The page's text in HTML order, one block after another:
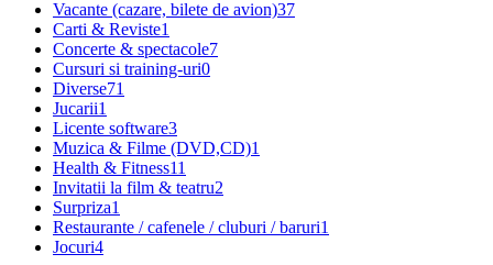
Vacante (cazare, bilete de avion)37
Carti & Reviste1
Concerte & spectacole7
Cursuri si training-uri0
Diverse71
Jucarii1
Licente software3
Muzica & Filme (DVD,CD)1
Health & Fitness11
Invitatii la film & teatru2
Surpriza1
Restaurante / cafenele / cluburi / baruri1
Jocuri4